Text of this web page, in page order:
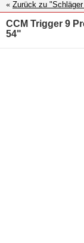
Zurück zu
CCM Trigger 9
54"